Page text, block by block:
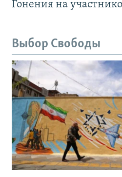
Гонения на
Выбор Свободы